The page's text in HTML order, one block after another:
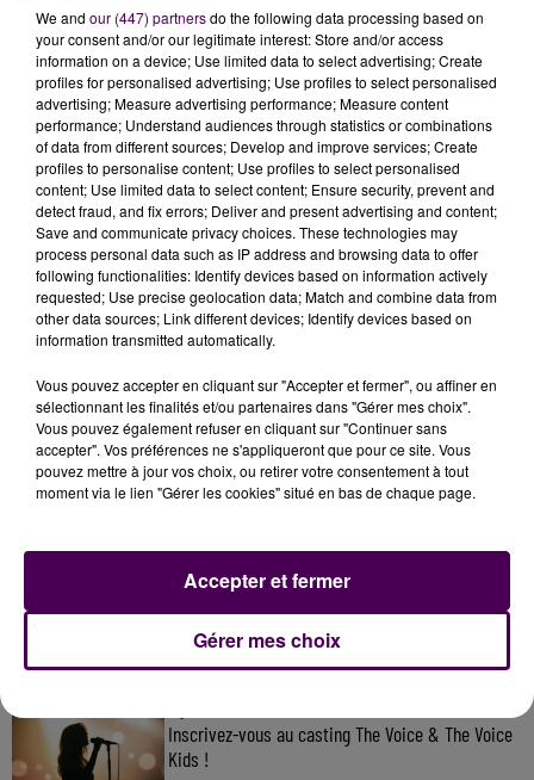
Billets toujours valables
En attendant, donc, d’en savoir plus, les organisateurs
de l’épreuve -qui devait initialement avoir lieu sur le
circuit du Mans les 16 et 17 mai-, confirment que les
billets déjà achetés restent valables. Les modalités de
remboursement elles,"ne pourront être présentées
qu’une fois la date de report connue et
communiquée"précise-t-on.
31 juillet 2026
Gagnez vos entrées à Terra Botanica !
Inscrivez-vous au casting The Voice & The Voice
Kids !
We and our (447) partnersdo the following data processing based on
your consent and/or our legitimate interest: Store and/or access
information on a device; Use limited data to select advertising; Create
profiles for personalised advertising; Use profiles to select personalised
advertising; Measure advertising performance; Measure content
performance; Understand audiences through statistics or combinations
of data from different sources; Develop and improve services; Create
profiles to personalise content; Use profiles to select personalised
content; Use limited data to select content; Ensure security, prevent and
detect fraud, and fix errors; Deliver and present advertising and content;
Save and communicate privacy choices. These technologies may
process personal data such as IP address and browsing data to offer
following functionalities: Identify devices based on information actively
requested; Use precise geolocation data; Match and combine data from
other data sources; Link different devices; Identify devices based on
information transmitted automatically.
Vous pouvez accepter en cliquant sur "Accepter et fermer", ou affiner en
sélectionnant les finalités et/ou partenaires dans "Gérer mes choix".
Vous pouvez également refuser en cliquant sur "Continuer sans
accepter". Vos préférences ne s'appliqueront que pour ce site. Vous
pouvez mettre à jour vos choix, ou retirer votre consentement à tout
moment via le lien "Gérer les cookies" situé en bas de chaque page.
Gérer mes choix
Accepter et fermer